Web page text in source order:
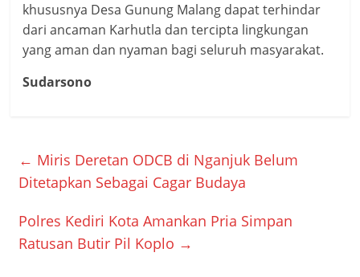
khususnya Desa Gunung Malang dapat terhindar
dari ancaman Karhutla dan tercipta lingkungan
yang aman dan nyaman bagi seluruh masyarakat.
Sudarsono
← Miris Deretan ODCB di Nganjuk Belum
Ditetapkan Sebagai Cagar Budaya
Polres Kediri Kota Amankan Pria Simpan
Ratusan Butir Pil Koplo →